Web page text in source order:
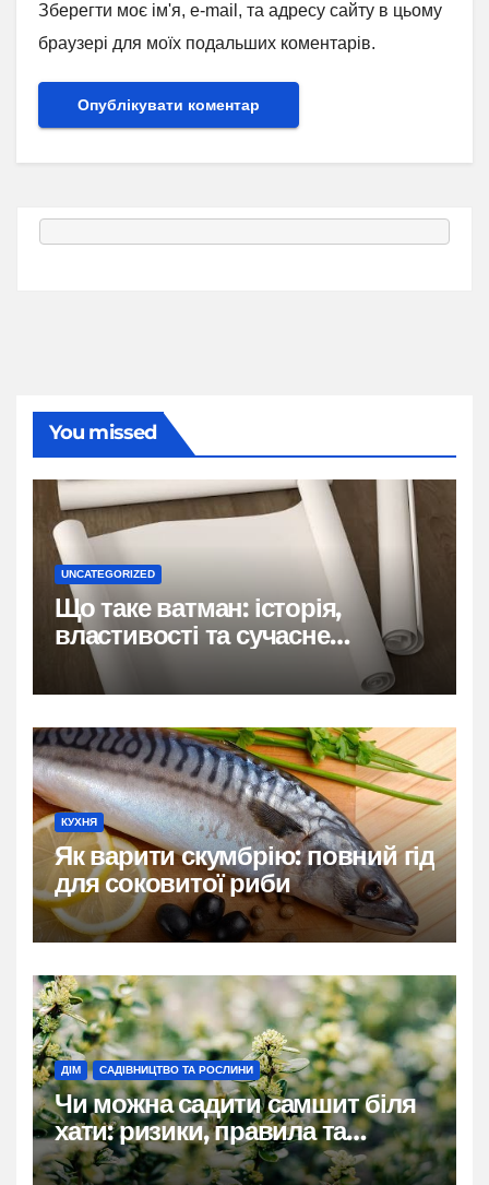
Зберегти моє ім'я, e-mail, та адресу сайту в цьому
браузері для моїх подальших коментарів.
You missed
UNCATEGORIZED
Що таке ватман: історія,
властивості та сучасне
застосування
КУХНЯ
Як варити скумбрію: повний гід
для соковитої риби
ДІМ САДІВНИЦТВО ТА РОСЛИНИ
Чи можна садити самшит біля
хати: ризики, правила та
практичні рішення